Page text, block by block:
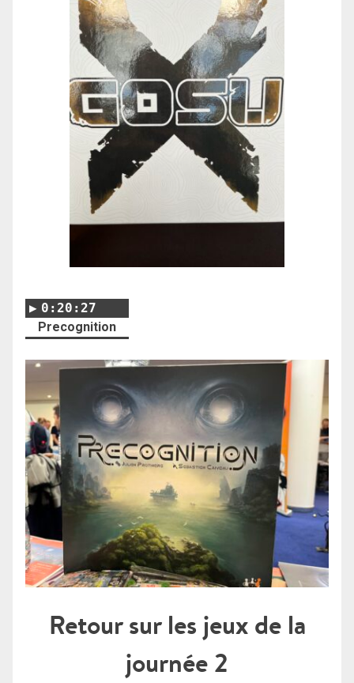
0:20:27
Precognition
Retour sur les jeux de la
journée 2